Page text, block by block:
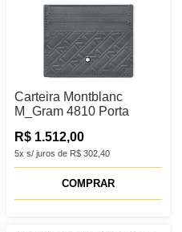
Carteira Montblanc
M_Gram 4810 Porta
5x s/ juros de R$ 302,40
R$ 1.512,00
COMPRAR